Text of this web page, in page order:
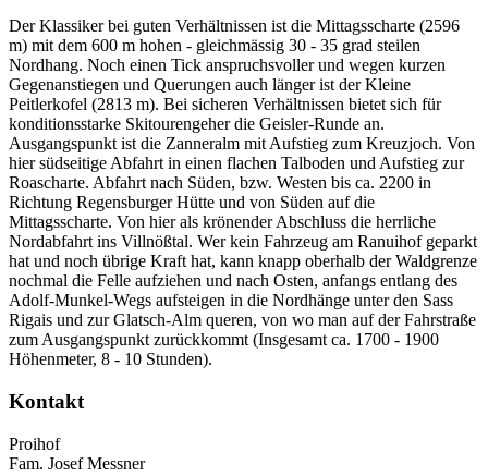
Der Klassiker bei guten Verhältnissen ist die Mittagsscharte (2596
m) mit dem 600 m hohen - gleichmässig 30 - 35 grad steilen
Nordhang. Noch einen Tick anspruchsvoller und wegen kurzen
Gegenanstiegen und Querungen auch länger ist der Kleine
Peitlerkofel (2813 m). Bei sicheren Verhältnissen bietet sich für
konditionsstarke Skitourengeher die Geisler-Runde an.
Ausgangspunkt ist die Zanneralm mit Aufstieg zum Kreuzjoch. Von
hier südseitige Abfahrt in einen flachen Talboden und Aufstieg zur
Roascharte. Abfahrt nach Süden, bzw. Westen bis ca. 2200 in
Richtung Regensburger Hütte und von Süden auf die
Mittagsscharte. Von hier als krönender Abschluss die herrliche
Nordabfahrt ins Villnößtal. Wer kein Fahrzeug am Ranuihof geparkt
hat und noch übrige Kraft hat, kann knapp oberhalb der Waldgrenze
nochmal die Felle aufziehen und nach Osten, anfangs entlang des
Adolf-Munkel-Wegs aufsteigen in die Nordhänge unter den Sass
Rigais und zur Glatsch-Alm queren, von wo man auf der Fahrstraße
zum Ausgangspunkt zurückkommt (Insgesamt ca. 1700 - 1900
Höhenmeter, 8 - 10 Stunden).
Kontakt
Proihof
Fam. Josef Messner